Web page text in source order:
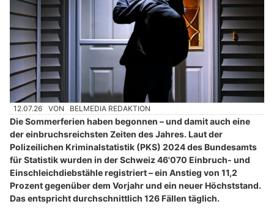
12.07.26 VON BELMEDIA REDAKTION
Die Sommerferien haben begonnen – und damit auch eine
der einbruchsreichsten Zeiten des Jahres. Laut der
Polizeilichen Kriminalstatistik (PKS) 2024 des Bundesamts
für Statistik wurden in der Schweiz 46'070 Einbruch- und
Einschleichdiebstähle registriert – ein Anstieg von 11,2
Prozent gegenüber dem Vorjahr und ein neuer Höchststand.
Das entspricht durchschnittlich 126 Fällen täglich.